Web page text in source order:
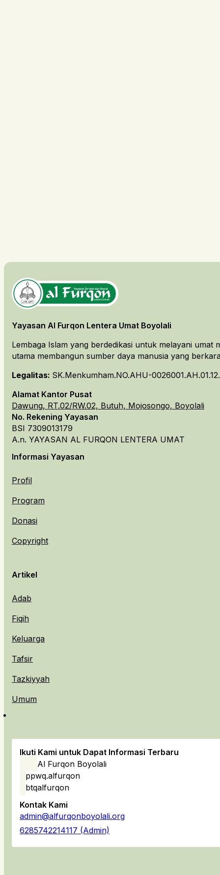
Yayasan Al Furqon Lentera Umat Boyolali
Lembaga Islam yang berdedikasi untuk melayani
utama membangun sumber daya manusia yang
Legalitas: SK.Menkumham.NO.AHU-
Alamat Kantor Pusat
Dawung, RT.02/RW.02, Butuh, Mojosongo, Boyolali
No. Rekening Yayasan
BSI 7309013179
A.n. YAYASAN AL FURQON LENTERA UMAT
Informasi Yayasan
Profil
Program
Donasi
Copyright
Artikel
Adab
Fiqih
Keluarga
Tafsir
Tazkiyyah
Umum
Ikuti Kami untuk Dapat Informasi Terbaru
Al Furqon Boyolali
ppwq.alfurqon
btqalfurqon
Kontak Kami
admin@alfurqonboyolali.org
6285742214117 (Admin)